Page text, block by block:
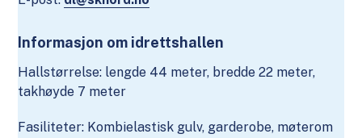
Informasjon om idrettshallen
Hallstørrelse: lengde 44 meter, bredde 22 meter,
takhøyde 7 meter
Fasiliteter: Kombielastisk gulv, garderobe, møterom